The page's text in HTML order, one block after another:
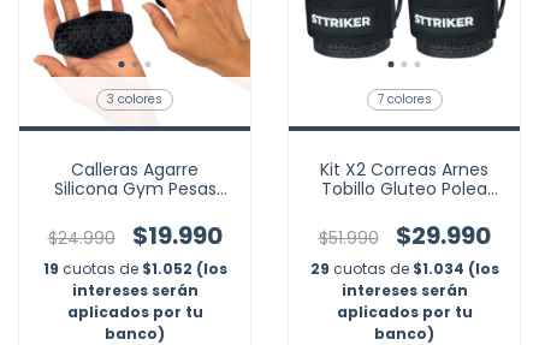
3 colores
Calleras Agarre
Silicona Gym Pesas
Almohadilla
$24.990 $19.990
19 cuotas de $1.052 (los
intereses serán
aplicados por tu
banco)
7 colores
Kit X2 Correas Arnes
Tobillo Gluteo Polea
$51.990
$29.990
29 cuotas de $1.034 (los
intereses serán
aplicados por tu
banco)